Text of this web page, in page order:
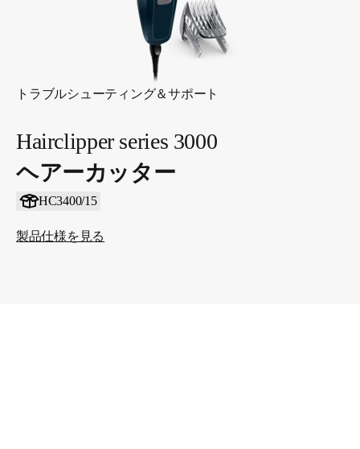
トラブルシューティング＆サポート
Hairclipper series 3000
ヘアーカッター
HC3400/15
製品仕様を見る